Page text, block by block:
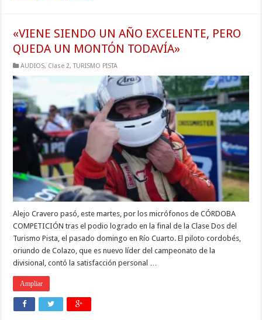
«VIENE SIENDO UN AÑO EXCELENTE, PERO
QUEDA UN MONTÓN TODAVÍA»
AUDIOS, Clase 2,TURISMO PISTA
Alejo Cravero pasó, este martes, por los micrófonos de CÓRDOBA
COMPETICIÓN tras el podio logrado en la final de la Clase Dos del
Turismo Pista, el pasado domingo en Río Cuarto. El piloto cordobés,
oriundo de Colazo, que es nuevo líder del campeonato de la
divisional, contó la satisfacción personal …
Ampliar